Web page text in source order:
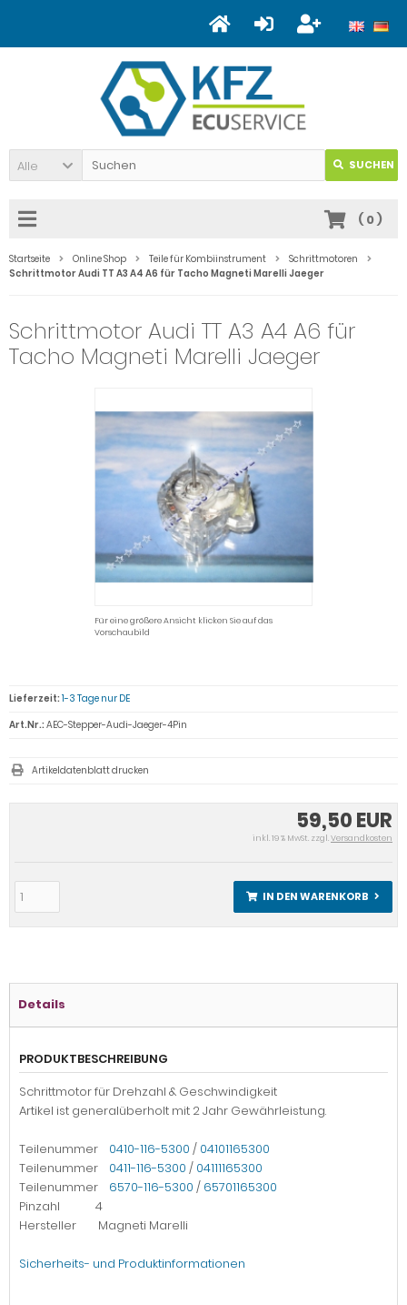
Alle SUCHEN
( 0)
Startseite Online Shop Teile für Kombiinstrument
Schrittmotoren
Schrittmotor Audi TT A3 A4 A6 für Tacho Magneti Marelli Jaeger
Schrittmotor Audi TT A3 A4 A6 für
Tacho Magneti Marelli Jaeger
Für eine größere Ansicht klicken Sie auf das
Vorschaubild
59,50 EUR
inkl. 19 % MwSt. zzgl.Versandkosten
IN DEN WARENKORB
Lieferzeit: 1-3 Tage nur DE
Art.Nr.: AEC-Stepper-Audi-Jaeger-4Pin
Artikeldatenblatt drucken
Details
PRODUKTBESCHREIBUNG
Schrittmotor für Drehzahl & Geschwindigkeit
Artikel ist generalüberholt mit 2 Jahr Gewährleistung.
Teilenummer 0410-116-5300 / 04101165300
Teilenummer 0411-116-5300 / 04111165300
Teilenummer 6570-116-5300 / 65701165300
Pinzahl 4
Hersteller Magneti Marelli
Sicherheits- und Produktinformationen